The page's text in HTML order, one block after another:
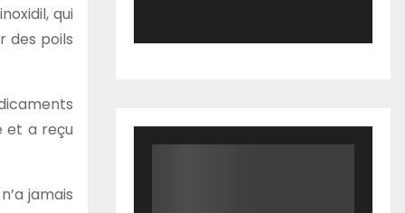
qui
des poils
et a reçu
jamais